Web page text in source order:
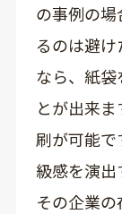
の事例の
るのは避
なら、紙
とが出来
刷が可能
級感を演出
その企業